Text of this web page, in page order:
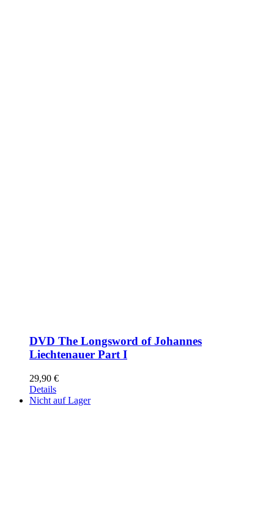
DVD The Longsword of Johannes
Liechtenauer Part I
29,90 €
Details
Nicht auf Lager